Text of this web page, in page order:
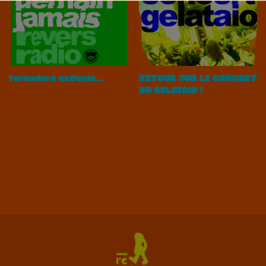
fermeture estivale...
RETOUR SUR LE CONCERT
DU GELATAIO !